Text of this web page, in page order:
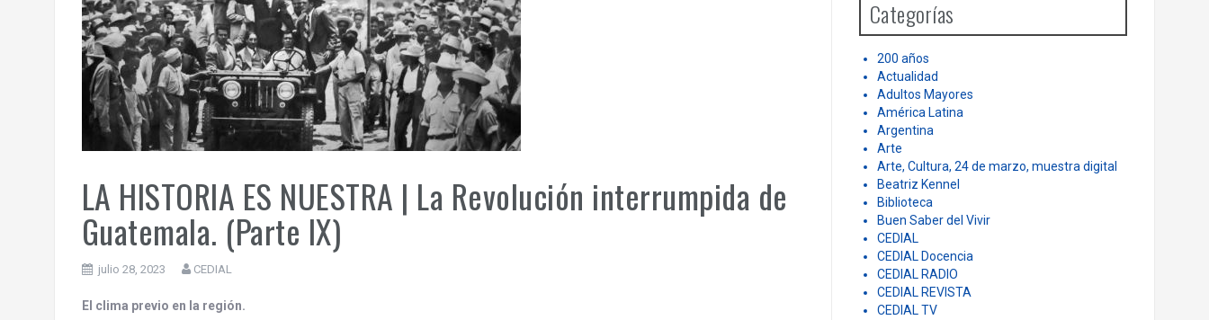
LA HISTORIA ES NUESTRA | La Revolución interrumpida de
Guatemala. (Parte IX)
julio 28, 2023 CEDIAL
El clima previo en la región.
o
Categorías
200 años
Actualidad
Adultos Mayores
América Latina
Argentina
Arte
Arte, Cultura, 24 de marzo, muestra digital
Beatriz Kennel
Biblioteca
Buen Saber del Vivir
CEDIAL
CEDIAL Docencia
CEDIAL RADIO
CEDIAL REVISTA
CEDIAL TV